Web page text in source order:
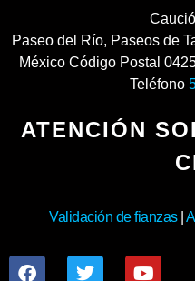
Paseo del Río, Paseos de
MéxicoCódigo Postal
Teléfono
ATENCIÓN
Validación de fianzas|